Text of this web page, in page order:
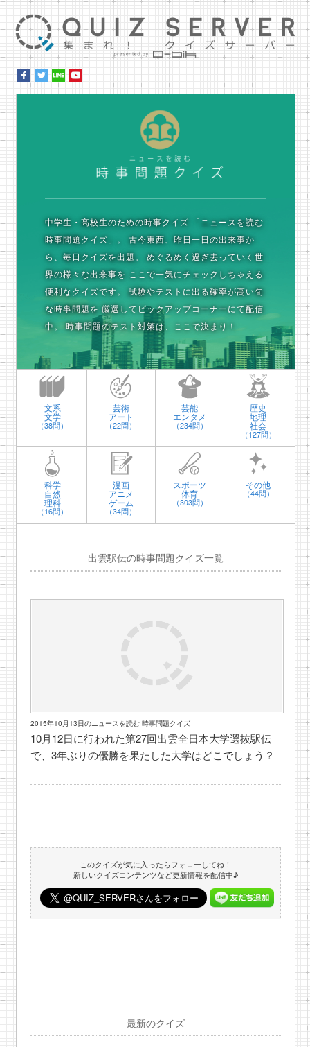
中学生・高校生のための時事クイズ 「ニュースを読む
時事問題クイズ」。
古今東西、昨日一日の出来事か
ら、毎日クイズを出題。
めぐるめく過ぎ去っていく世
界の様々な出来事を ここで一気にチェックしちゃえる
便利なクイズです。
試験やテストに出る確率が高い旬
な時事問題を 厳選してピックアップコーナーにて配信
中。
時事問題のテスト対策は、ここで決まり！
文系
文学
（38問）
芸術
アート
（22問）
芸能
エンタメ
（234問）
歴史
地理
社会
（127問）
科学
自然
理科
（16問）
漫画
アニメ
ゲーム
（34問）
スポーツ
体育
（303問）
その他
（44問）
出雲駅伝の時事問題クイズ一覧
2015年10月13日のニュースを読む 時事問題クイズ
10月12日に行われた第27回出雲全日本大学選抜駅伝
で、3年ぶりの優勝を果たした大学はどこでしょう？
このクイズが気に入ったらフォローしてね！
新しいクイズコンテンツなど更新情報を配信中♪
最新のクイズ